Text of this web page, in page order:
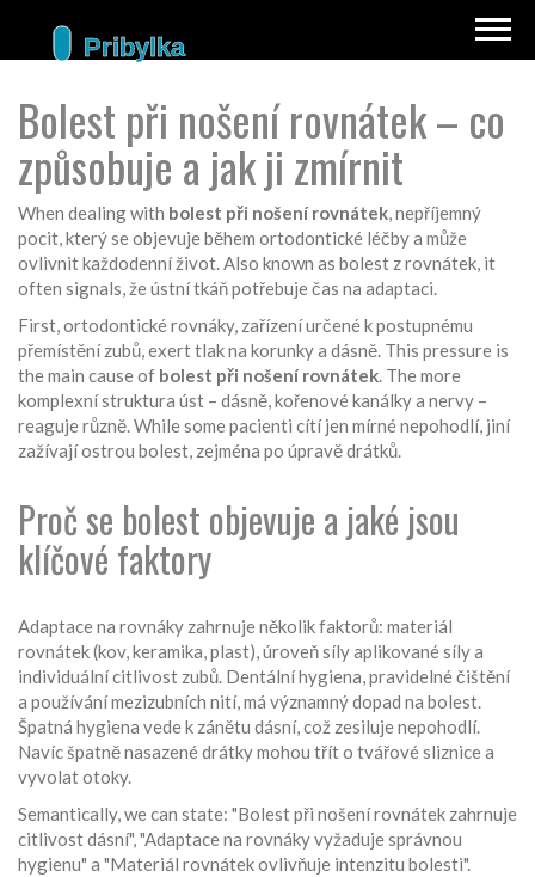
Bolest při nošení rovnátek – co
způsobuje a jak ji zmírnit
When dealing with bolest při nošení rovnátek,nepříjemný
pocit, který se objevuje během ortodontické léčby a může
ovlivnit každodenní život. Also known as bolest z rovnátek, it
often signals, že ústní tkáň potřebuje čas na adaptaci.
First,ortodontické rovnáky, zařízení určené k postupnému
přemístění zubů,exert tlak na korunky a dásně. This pressure is
the main cause of bolest při nošení rovnátek. The more
komplexní struktura úst – dásně, kořenové kanálky a nervy –
reaguje různě. While some pacienti cítí jen mírné nepohodlí, jiní
zažívají ostrou bolest, zejména po úpravě drátků.
Proč se bolest objevuje a jaké jsou
klíčové faktory
Adaptace na rovnáky zahrnuje několik faktorů: materiál
rovnátek (kov, keramika, plast), úroveň síly aplikované síly a
individuální citlivost zubů. Dentální hygiena,pravidelné čištění
a používání mezizubních nití,má významný dopad na bolest.
Špatná hygiena vede k zánětu dásní, což zesiluje nepohodlí.
Navíc špatně nasazené drátky mohou třít o tvářové sliznice a
vyvolat otoky.
Semantically, we can state: "Bolest při nošení rovnátek zahrnuje
citlivost dásní", "Adaptace na rovnáky vyžaduje správnou
hygienu" a "Materiál rovnátek ovlivňuje intenzitu bolesti".